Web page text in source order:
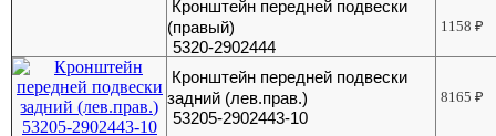
Кронштейн передней подвески
(правый)
5320-2902444
1158₽
Кронштейн передней подвески
задний (лев.прав.)
53205-2902443-10
8165₽